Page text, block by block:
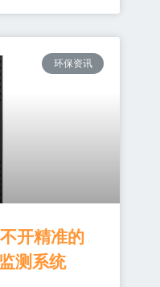
环保资讯
开精准的
测系统